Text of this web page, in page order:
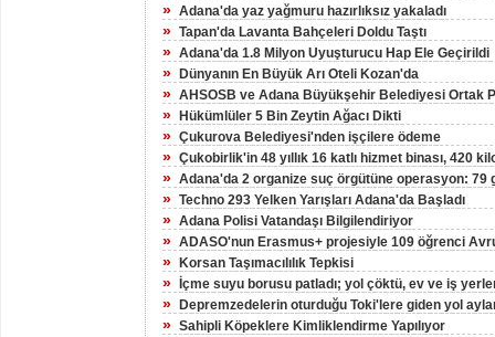
» Adana'da yaz yağmuru hazırlıksız yakaladı
» Tapan'da Lavanta Bahçeleri Doldu Taştı
» Adana'da 1.8 Milyon Uyuşturucu Hap Ele Geçirildi
» Dünyanın En Büyük Arı Oteli Kozan'da
» AHSOSB ve Adana Büyükşehir Belediyesi Ortak
» Hükümlüler 5 Bin Zeytin Ağacı Dikti
» Çukurova Belediyesi'nden işçilere ödeme
» Çukobirlik'in 48 yıllık 16 katlı hizmet binası, 420
» Adana'da 2 organize suç örgütüne operasyon: 79
» Techno 293 Yelken Yarışları Adana'da Başladı
» Adana Polisi Vatandaşı Bilgilendiriyor
» ADASO'nun Erasmus+ projesiyle 109 öğrenci
» Korsan Taşımacılılık Tepkisi
» İçme suyu borusu patladı; yol çöktü, ev ve iş
» Depremzedelerin oturduğu Toki'lere giden yol
» Sahipli Köpeklere Kimliklendirme Yapılıyor